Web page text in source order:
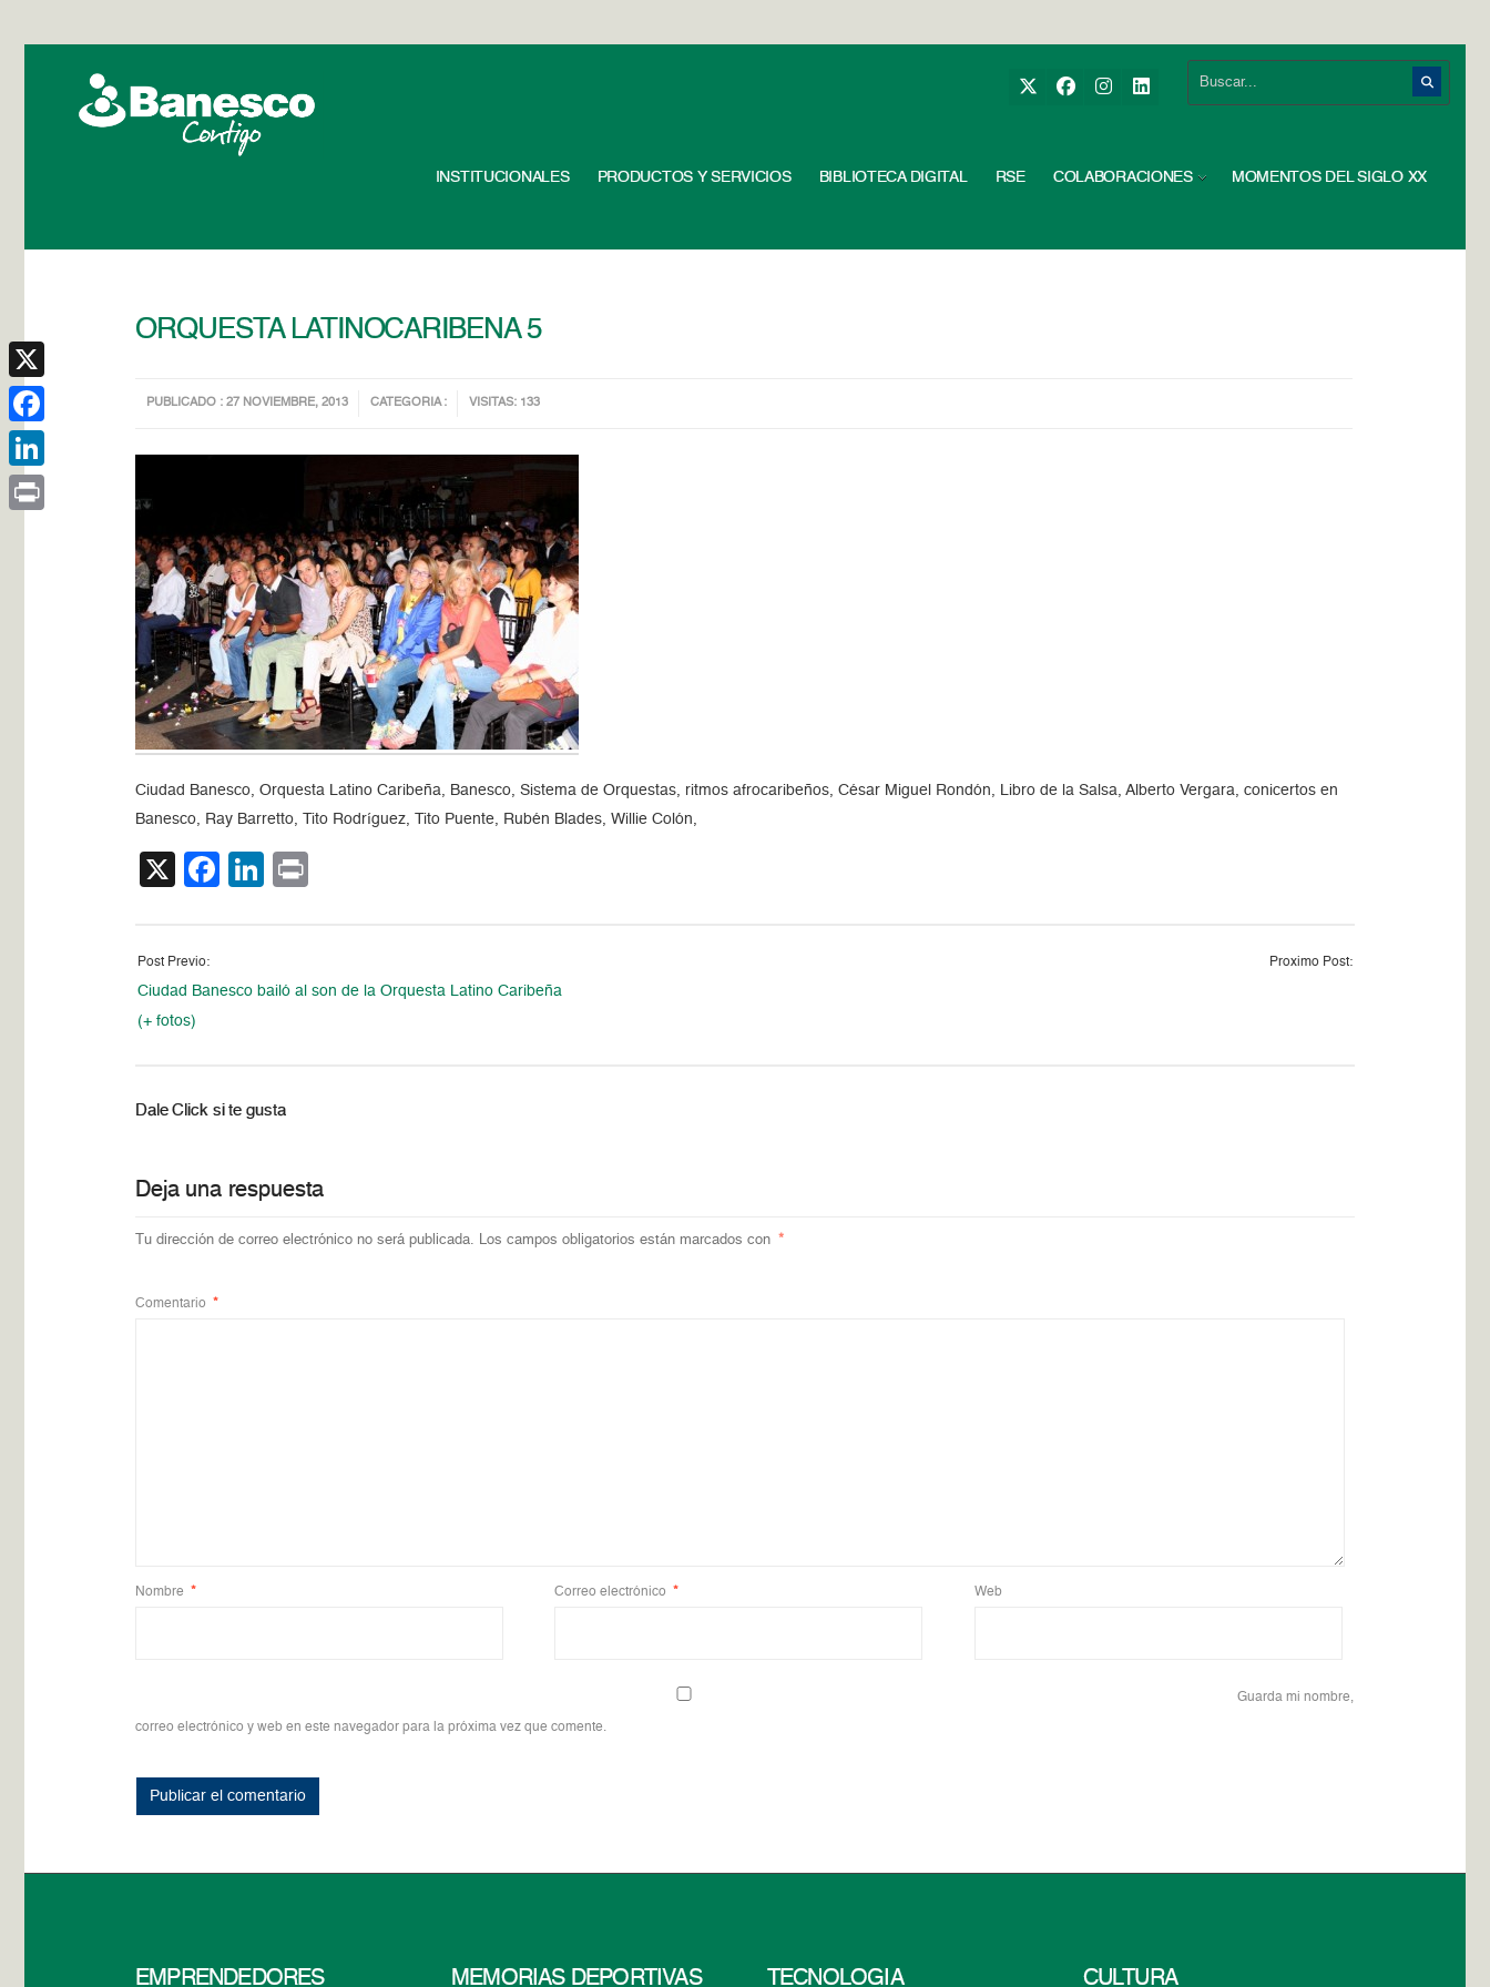
INSTITUCIONALES PRODUCTOS Y SERVICIOS BIBLIOTECA DIGITAL RSE COLABORACIONES MOMENTOS DEL SIGLO XX
ORQUESTA LATINOCARIBENA 5
PUBLICADO : 27 NOVIEMBRE, 2013 CATEGORIA : VISITAS: 133
Ciudad Banesco, Orquesta Latino Caribeña, Banesco, Sistema de Orquestas, ritmos afrocaribeños, César Miguel Rondón, Libro de la Salsa, Alberto Vergara, conicertos en
Banesco, Ray Barretto, Tito Rodríguez, Tito Puente, Rubén Blades, Willie Colón,
X Facebook
LinkedIn
Post Previo:
Ciudad Banesco bailó al son de la Orquesta Latino Caribeña
(+ fotos)
Proximo Post:
Dale Click si te gusta
Deja una respuesta
Tu dirección de correo electrónico no será publicada. Los campos obligatorios están marcados con *
Comentario *
Nombre * Correo electrónico * Web
Guarda mi nombre,
correo electrónico y web en este navegador para la próxima vez que comente.
EMPRENDEDORES MEMORIAS DEPORTIVAS TECNOLOGÍA CULTURA
X
Facebook
LinkedIn